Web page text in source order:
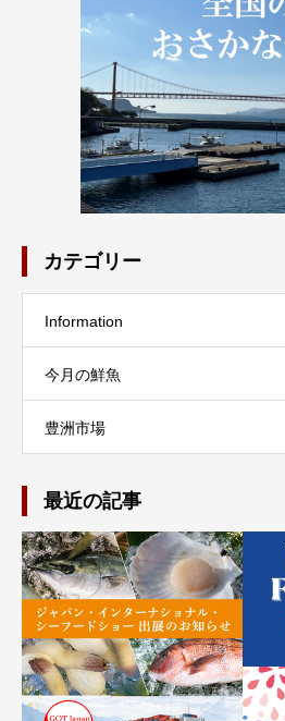
カテゴリー
Information
今月の鮮魚
豊洲市場
最近の記事